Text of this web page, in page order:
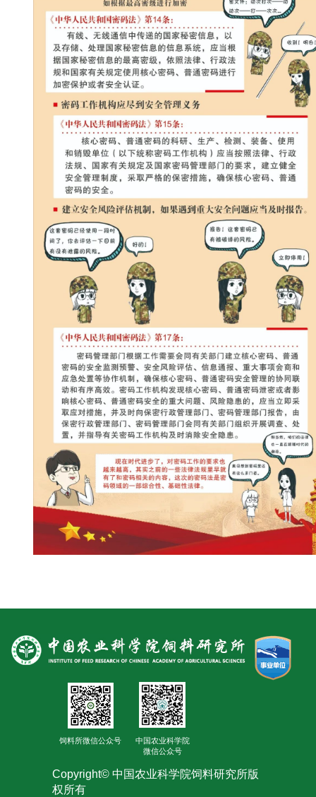
饲料所微信公众号
中国农业科学院
微信公众号
Copyright© 中国农业科学院饲料研究所版
权所有